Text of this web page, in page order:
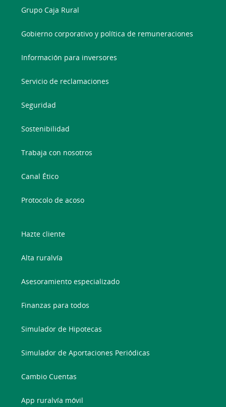
Grupo Caja Rural
Gobierno corporativo y política de remuneraciones
Información para inversores
Servicio de reclamaciones
Seguridad
Sostenibilidad
Trabaja con nosotros
Canal Ético
Protocolo de acoso
Hazte cliente
Alta ruralvía
Asesoramiento especializado
Finanzas para todos
Simulador de Hipotecas
Simulador de Aportaciones Periódicas
Cambio Cuentas
App ruralvía móvil